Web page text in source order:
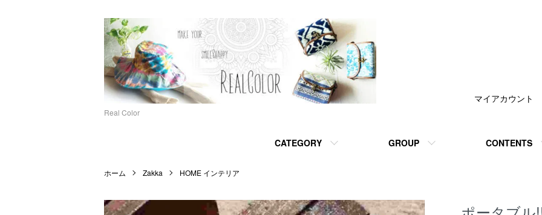
Real Color
CATEGORY GROUP CONTENTS
マイアカウント
ホーム Zakka HOME インテリア